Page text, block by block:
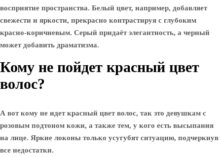
восприятие пространства. Белый цвет, например, добавляет
свежести и яркости, прекрасно контрастируя с глубоким
красно-коричневым. Серый придаёт элегантность, а черный
может добавить драматизма.
Кому не пойдет красный цвет
волос?
А вот кому не идет красный цвет волос, так это девушкам с
розовым подтоном кожи, а также тем, у кого есть высыпания
на лице. Яркие локоны только усугубят ситуацию, подчеркнув
все недостатки.